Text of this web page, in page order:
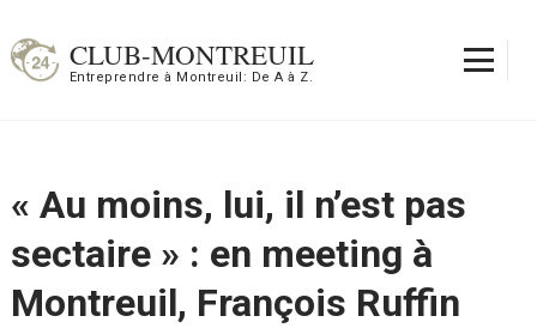
au
contenu
CLUB-MONTREUIL
Entreprendre à Montreuil: De A à Z.
« Au moins, lui, il n’est pas
sectaire » : en meeting à
Montreuil, François Ruffin